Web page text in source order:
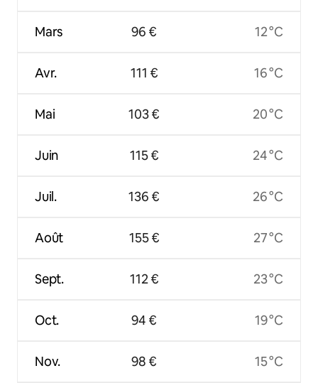
Mars
Avr.
Mai
Juin
Juil.
Août
Sept.
Oct.
Nov.
96 €
111 €
103 €
115 €
136 €
155 €
112 €
94 €
98 €
12 °C
16 °C
20 °C
24 °C
26 °C
27 °C
23 °C
19 °C
15 °C